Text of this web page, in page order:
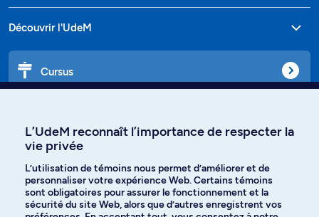
Découvrir l'UdeM
Cursus
Langues
L’UdeM reconnaît l’importance de respecter la
vie privée
L’utilisation de témoins nous permet d’améliorer et de
personnaliser votre expérience Web. Certains témoins
sont obligatoires pour assurer le fonctionnement et la
sécurité du site Web, alors que d’autres enregistrent vos